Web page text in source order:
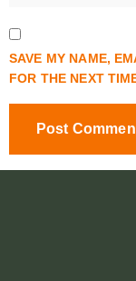
SAVE MY NAME,
FOR THE NEXT